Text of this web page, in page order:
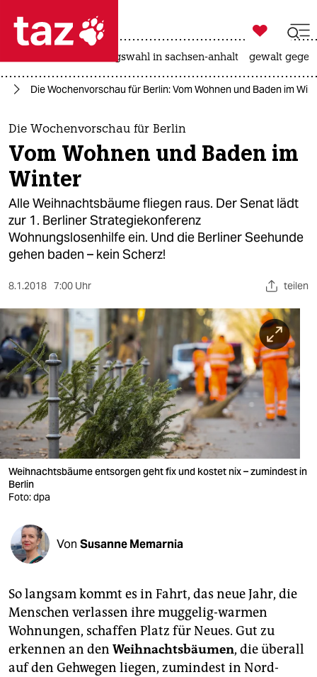
 taz zahl ich
taz zahl ich
themen
politik
öko
gesellschaft
kultur
sport
berlin
nord
wahrheit
verlag
verlag
veranstaltungen
shop
fragen & hilfe
unterstützen
genossenschaft
epaper login

taz zahl ich
landtagswahl in sachsen-anhalt gewalt
Die Wochenvorschau für Berlin: Vom Wohnen und Baden im
Die Wochenvorschau für Berlin
Vom Wohnen und Baden im
Winter
Alle Weihnachtsbäume fliegen raus. Der Senat lädt
zur 1. Berliner Strategiekonferenz
Wohnungslosenhilfe ein. Und die Berliner Seehunde
gehen baden – kein Scherz!
8.1.2018 7:00 Uhr teilen
Weihnachtsbäume entsorgen geht fix und kostet nix – zumindest in
Berlin
Foto: dpa
Von Susanne Memarnia
So langsam kommt es in Fahrt, das neue Jahr, die
Menschen verlassen ihre muggelig-warmen
Wohnungen, schaffen Platz für Neues. Gut zu
erkennen an den Weihnachtsbäumen, die überall
auf den Gehwegen liegen, zumindest in Nord-